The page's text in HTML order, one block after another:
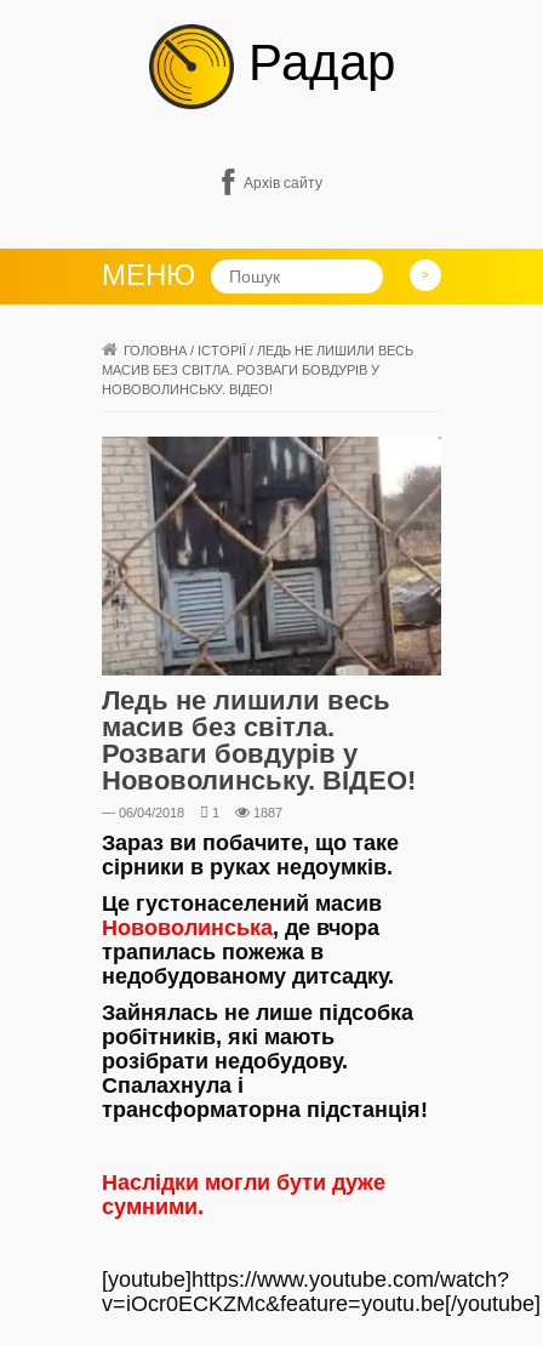
Радар
Архів сайту
МЕНЮ
ГОЛОВНА / ІСТОРІЇ / ЛЕДЬ НЕ ЛИШИЛИ ВЕСЬ
МАСИВ БЕЗ СВІТЛА. РОЗВАГИ БОВДУРІВ У
НОВОВОЛИНСЬКУ. ВІДЕО!
Ледь не лишили весь
масив без світла.
Розваги бовдурів у
Нововолинську. ВІДЕО!
— 06/04/2018 1 1887
Зараз ви побачите, що таке
сірники в руках недоумків.
Це густонаселений масив
Нововолинська, де вчора
трапилась пожежа в
недобудованому дитсадку.
Зайнялась не лише підсобка
робітників, які мають
розібрати недобудову.
Спалахнула і
трансформаторна підстанція!
Наслідки могли бути дуже
сумними.
[youtube]https://www.youtube.com/watch?
v=iOcr0ECKZMc&feature=youtu.be[/youtube]